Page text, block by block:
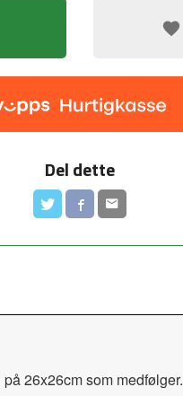
Del dette
26x26cm som medfølger.